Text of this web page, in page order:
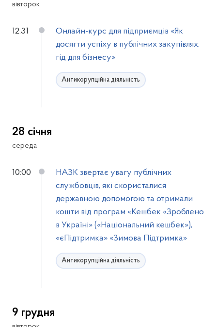
вівторок
12:31
Онлайн-курс для підприємців «Як
досягти успіху в публічних закупівлях:
гід для бізнесу»
Антикорупційна діяльність
28 січня
середа
10:00
НАЗК звертає увагу публічних
службовців, які скористалися
державною допомогою та отримали
кошти від програм «Кешбек «Зроблено
в Україні» («Національний кешбек»),
«єПідтримка» «Зимова Підтримка»
Антикорупційна діяльність
9 грудня